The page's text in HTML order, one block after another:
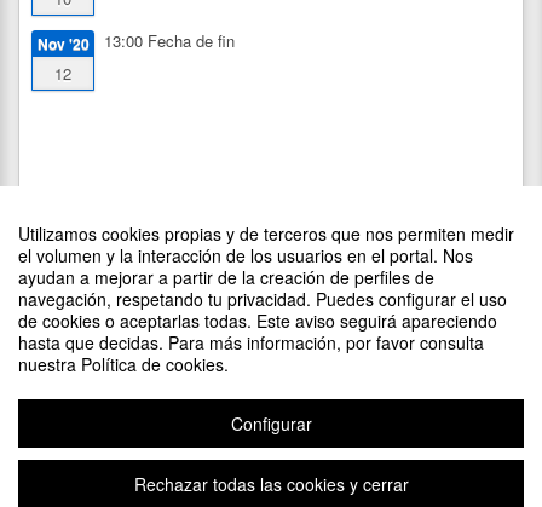
Utilizamos cookies propias y de terceros que nos permiten medir
el volumen y la interacción de los usuarios en el portal. Nos
ayudan a mejorar a partir de la creación de perfiles de
navegación, respetando tu privacidad. Puedes configurar el uso
de cookies o aceptarlas todas. Este aviso seguirá apareciendo
hasta que decidas. Para más información, por favor consulta
nuestra Política de cookies.
Configurar
Rechazar todas las cookies y cerrar
Nov '20
12
13:00 Fecha de fin
DIFUNDE TU EVENTO PONIENDO EL SIGUIENTE CÓDIGO
EN TU SITIO